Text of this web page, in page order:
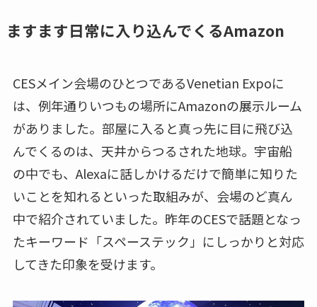
ますます日常に入り込んでくるAmazon
CESメイン会場のひとつであるVenetian Expoに
は、例年通りいつもの場所にAmazonの展示ルーム
がありました。部屋に入ると真っ先に目に飛び込
んでくるのは、天井からつるされた地球。宇宙船
の中でも、Alexaに話しかけるだけで簡単に知りた
いことを知れるといった取組みが、会場のど真ん
中で紹介されていました。昨年のCESで話題となっ
たキーワード「スペーステック」にしっかりと対応
してきた印象を受けます。